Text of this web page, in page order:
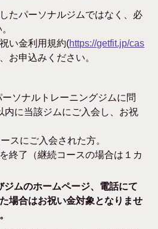
たパーソナルジムではなく、必
い金利用規約(https://getfit.jp/cas
お申込みください。
ーソナルトレーニングジムに問
内に当該ジムにご入会し、お祝
スにご入会された方。
終了（継続コースの場合は１カ
ジムのホームページ、電話にて
場合はお祝い金対象となりませ